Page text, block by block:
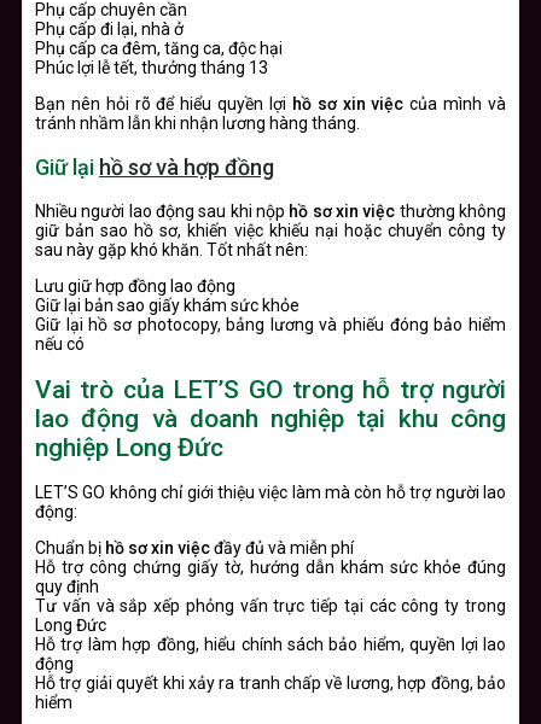
Phụ cấp chuyên cần
Phụ cấp đi lại, nhà ở
Phụ cấp ca đêm, tăng ca, độc hại
Phúc lợi lễ tết, thưởng tháng 13
Bạn nên hỏi rõ để hiểu quyền lợi hồ sơ xin việc của mình và
tránh nhầm lẫn khi nhận lương hàng tháng.
Giữ lại hồ sơ và hợp đồng
Nhiều người lao động sau khi nộp hồ sơ xin việc thường không
giữ bản sao hồ sơ, khiến việc khiếu nại hoặc chuyển công ty
sau này gặp khó khăn. Tốt nhất nên:
Lưu giữ hợp đồng lao động
Giữ lại bản sao giấy khám sức khỏe
Giữ lại hồ sơ photocopy, bảng lương và phiếu đóng bảo hiểm
nếu có
Vai trò của LET’S GO trong hỗ trợ người
lao động và doanh nghiệp tại khu công
nghiệp Long Đức
LET’S GO không chỉ giới thiệu việc làm mà còn hỗ trợ người lao
động:
Chuẩn bị hồ sơ xin việcđầy đủ và miễn phí
Hỗ trợ công chứng giấy tờ, hướng dẫn khám sức khỏe đúng
quy định
Tư vấn và sắp xếp phỏng vấn trực tiếp tại các công ty trong
Long Đức
Hỗ trợ làm hợp đồng, hiểu chính sách bảo hiểm, quyền lợi lao
động
Hỗ trợ giải quyết khi xảy ra tranh chấp về lương, hợp đồng, bảo
hiểm